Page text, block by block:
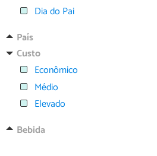
Dia do Pai
País
Custo
Econômico
Médio
Elevado
Bebida